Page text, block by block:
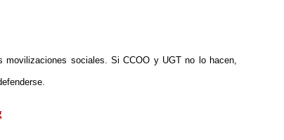
sociales. Si CCOO y UGT no lo hacen,